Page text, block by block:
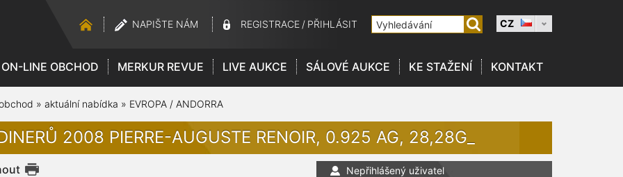
NAPIŠTE NÁM REGISTRACE / PŘIHLÁSIT CZ
ON-LINE OBCHOD MERKUR REVUE LIVE AUKCE SÁLOVÉ AUKCE KE STAŽENÍ KONTAKT
» aktuální nabídka » EVROPA / ANDORRA
2008 PIERRE-AUGUSTE RENOIR, 0.925 AG, 28,28G_
Nepřihlášený uživatel